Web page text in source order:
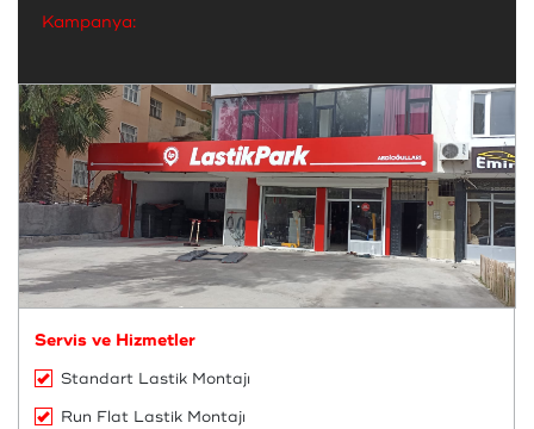
Kampanya:
Servis ve Hizmetler
Standart Lastik Montajı
Run Flat Lastik Montajı